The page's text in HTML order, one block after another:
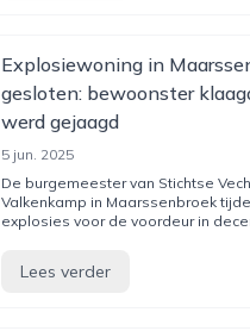
Explosiewoning in
gesloten: bewoonster
werd gejaagd
5 jun. 2025
De burgemeester van Stichtse
Valkenkamp in Maarssenbroek
explosies voor de voordeur in
Lees verder